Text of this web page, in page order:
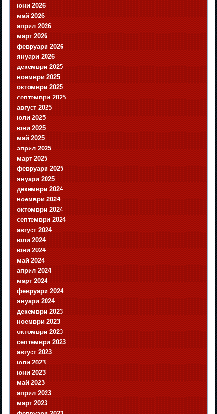
юни 2026
май 2026
април 2026
март 2026
февруари 2026
януари 2026
декември 2025
ноември 2025
октомври 2025
септември 2025
август 2025
юли 2025
юни 2025
май 2025
април 2025
март 2025
февруари 2025
януари 2025
декември 2024
ноември 2024
октомври 2024
септември 2024
август 2024
юли 2024
юни 2024
май 2024
април 2024
март 2024
февруари 2024
януари 2024
декември 2023
ноември 2023
октомври 2023
септември 2023
август 2023
юли 2023
юни 2023
май 2023
април 2023
март 2023